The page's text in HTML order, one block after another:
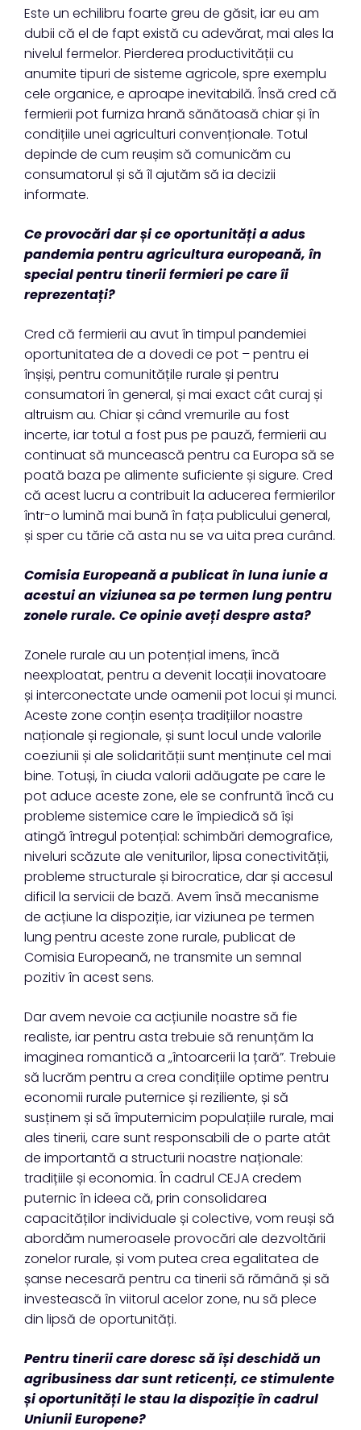
Este un echilibru foarte greu de găsit, iar eu am
dubii că el de fapt există cu adevărat, mai ales la
nivelul fermelor. Pierderea productivității cu
anumite tipuri de sisteme agricole, spre exemplu
cele organice, e aproape inevitabilă. Însă cred că
fermierii pot furniza hrană sănătoasă chiar și în
condițiile unei agriculturi convenționale. Totul
depinde de cum reușim să comunicăm cu
consumatorul și să îl ajutăm să ia decizii
informate.
Ce provocări dar și ce oportunități a adus
pandemia pentru agricultura europeană, în
special pentru tinerii fermieri pe care îi
reprezentați?
Cred că fermierii au avut în timpul pandemiei
oportunitatea de a dovedi ce pot – pentru ei
înșiși, pentru comunitățile rurale și pentru
consumatori în general, și mai exact cât curaj și
altruism au. Chiar și când vremurile au fost
incerte, iar totul a fost pus pe pauză, fermierii au
continuat să muncească pentru ca Europa să se
poată baza pe alimente suficiente și sigure. Cred
că acest lucru a contribuit la aducerea fermierilor
într-o lumină mai bună în fața publicului general,
și sper cu tărie că asta nu se va uita prea curând.
Comisia Europeană a publicat în luna iunie a
acestui an viziunea sa pe termen lung pentru
zonele rurale. Ce opinie aveți despre asta?
Zonele rurale au un potențial imens, încă
neexploatat, pentru a devenit locații inovatoare
și interconectate unde oamenii pot locui și munci.
Aceste zone conțin esența tradițiilor noastre
naționale și regionale, și sunt locul unde valorile
coeziunii și ale solidarității sunt menținute cel mai
bine. Totuși, în ciuda valorii adăugate pe care le
pot aduce aceste zone, ele se confruntă încă cu
probleme sistemice care le împiedică să își
atingă întregul potențial: schimbări demografice,
niveluri scăzute ale veniturilor, lipsa conectivității,
probleme structurale și birocratice, dar și accesul
dificil la servicii de bază. Avem însă mecanisme
de acțiune la dispoziție, iar viziunea pe termen
lung pentru aceste zone rurale, publicat de
Comisia Europeană, ne transmite un semnal
pozitiv în acest sens.
Dar avem nevoie ca acțiunile noastre să fie
realiste, iar pentru asta trebuie să renunțăm la
imaginea romantică a „întoarcerii la țară”. Trebuie
să lucrăm pentru a crea condițiile optime pentru
economii rurale puternice și reziliente, și să
susținem și să împuternicim populațiile rurale, mai
ales tinerii, care sunt responsabili de o parte atât
de importantă a structurii noastre naționale:
tradițiile și economia. În cadrul CEJA credem
puternic în ideea că, prin consolidarea
capacităților individuale și colective, vom reuși să
abordăm numeroasele provocări ale dezvoltării
zonelor rurale, și vom putea crea egalitatea de
șanse necesară pentru ca tinerii să rămână și să
investească în viitorul acelor zone, nu să plece
din lipsă de oportunități.
Pentru tinerii care doresc să își deschidă un
agribusiness dar sunt reticenți, ce stimulente
și oportunități le stau la dispoziție în cadrul
Uniunii Europene?